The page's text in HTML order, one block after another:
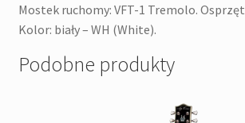
Mostek ruchomy: VFT-1 Tremolo.
Kolor: biały – WH (White).
Podobne produkty